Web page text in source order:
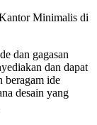
Minimalis di
dan gagasan
dan dapat
beragam ide
desain yang